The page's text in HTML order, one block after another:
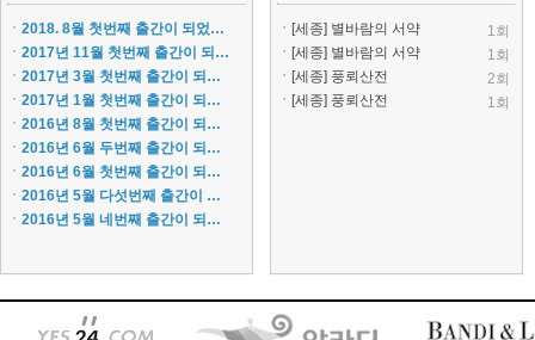
동료 없… 1회 동료 없…
OAS 평범… 1회 OAS 평범… 1회
ㆍ 2018. 8월 첫번째 출간이 되었…
ㆍ 2017년 11월 첫번째 출간이 되…
ㆍ 2017년 3월 첫번째 출간이 되…
ㆍ 2017년 1월 첫번째 출간이 되…
ㆍ 2016년 8월 첫번째 출간이 되…
ㆍ 2016년 6월 두번째 출간이 되…
ㆍ 2016년 6월 첫번째 출간이 되…
ㆍ 2016년 5월 다섯번째 출간이 …
ㆍ 2016년 5월 네번째 출간이 되…
ㆍ [세종] 별바람의 서약
1회
ㆍ [세종] 별바람의 서약
1회
ㆍ [세종] 풍뢰산전
2회
ㆍ [세종] 풍뢰산전 1회